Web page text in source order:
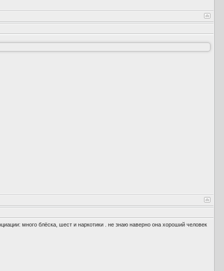
много блёска, шест и наркотики . не знаю наверно она хороший человек